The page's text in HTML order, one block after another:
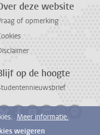
deze website
of opmerking
op de hoogte
Meer informatie.
weigeren